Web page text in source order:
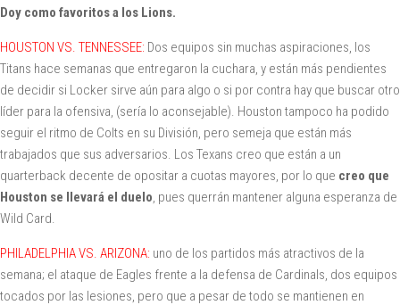
Doy como favoritos a los Lions.
HOUSTON VS. TENNESSEE: Dos equipos sin muchas aspiraciones, los
Titans hace semanas que entregaron la cuchara, y están más pendientes
de decidir si Locker sirve aún para algo o si por contra hay que buscar otro
líder para la ofensiva, (sería lo aconsejable). Houston tampoco ha podido
seguir el ritmo de Colts en su División, pero semeja que están más
trabajados que sus adversarios. Los Texans creo que están a un
quarterback decente de opositar a cuotas mayores, por lo que creo que
Houston se llevará el duelo, pues querrán mantener alguna esperanza de
Wild Card.
PHILADELPHIA VS. ARIZONA: uno de los partidos más atractivos de la
semana; el ataque de Eagles frente a la defensa de Cardinals, dos equipos
tocados por las lesiones, pero que a pesar de todo se mantienen en